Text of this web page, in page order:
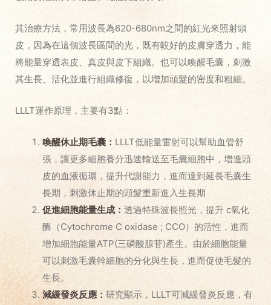
其治療方法，常用波長為620-680nm之間的紅光來照射頭
皮，因為在這個波長區間的光，既有較好的皮膚穿透力，能
將能量穿透表皮、真皮與皮下組織。也可以喚醒毛囊，刺激
其生長、活化並進行組織修復，以增加頭髮的密度和粗細。
LLLT運作原理，主要有3點：
喚醒休止期毛囊： LLLT低能量雷射可以幫助血管舒
張，讓更多細胞養分迅速輸送至毛囊細胞中，增進頭
皮的血液循環，提升代謝能力，進而達到延長毛囊生
長期，刺激休止期的頭髮重新進入生長期
促進細胞能量生成： 透過特殊波長照光，提升 c氧化
酶（Cytochrome C oxidase ; CCO）的活性，進而
增加細胞能量ATP(三磷酸腺苷)產生。由於細胞能量
可以刺激毛囊幹細胞的分化與生長，進而促使毛髮的
生長。
減緩發炎反應： 研究顯示，LLLT可減緩發炎反應，有